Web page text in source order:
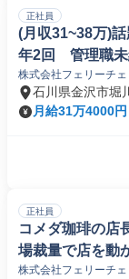
正社員
(月収31~38万)
年2回 管理職未
株式会社フェリーチ
ス店石川県金沢市堀
月給31万4000
正社員
コメダ珈琲の店
場裁量で店を動
株式会社フェリーチ